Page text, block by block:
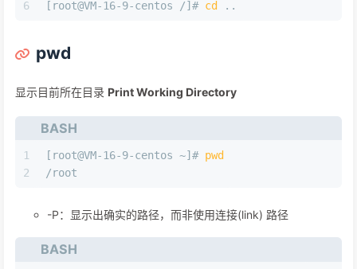
6
[root@VM-16-9-centos /]# cd ..
pwd
显示目前所在目录 Print Working Directory
BASH
1
2
[root@VM-16-9-centos ~]# pwd
/root
-P：显示出确实的路径，而非使用连接(link) 路径
BASH